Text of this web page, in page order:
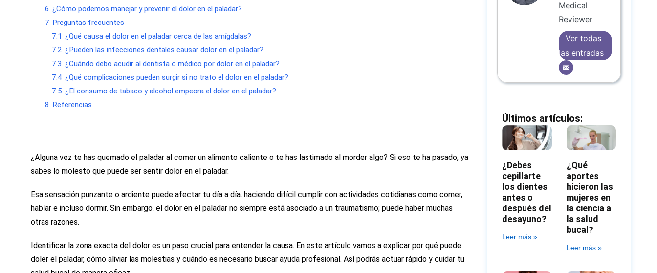
6 ¿Cómo podemos manejar y prevenir el dolor en el paladar?
7 Preguntas frecuentes
7.1 ¿Qué causa el dolor en el paladar cerca de las amígdalas?
7.2 ¿Pueden las infecciones dentales causar dolor en el paladar?
7.3 ¿Cuándo debo acudir al dentista o médico por dolor en el paladar?
7.4 ¿Qué complicaciones pueden surgir si no trato el dolor en el paladar?
7.5 ¿El consumo de tabaco y alcohol empeora el dolor en el paladar?
8 Referencias
¿Alguna vez te has quemado el paladar al comer un alimento caliente o te has lastimado al morder algo? Si eso te ha pasado, ya
sabes lo molesto que puede ser sentir dolor en el paladar.
Esa sensación punzante o ardiente puede afectar tu día a día, haciendo difícil cumplir con actividades cotidianas como comer,
hablar e incluso dormir. Sin embargo, el dolor en el paladar no siempre está asociado a un traumatismo; puede haber muchas
otras razones.
Identificar la zona exacta del dolor es un paso crucial para entender la causa. En este artículo vamos a explicar por qué puede
doler el paladar, cómo aliviar las molestias y cuándo es necesario buscar ayuda profesional. Así podrás actuar rápido y cuidar tu
Medical
Reviewer
Ver todas
las entradas
Últimos artículos:
¿Debes
cepillarte
los dientes
antes o
después del
desayuno?
Leer más »
¿Qué
aportes
hicieron las
mujeres en
la ciencia a
la salud
bucal?
Leer más »